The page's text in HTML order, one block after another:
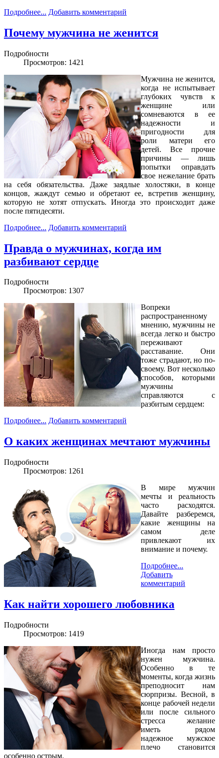
Подробнее... Добавить комментарий
Почему мужчина не женится
Подробности
Просмотров: 1421
Мужчина не женится,
когда не испытывает
глубоких чувств к
женщине или
сомневаются в ее
надежности и
пригодности для
роли матери его
детей. Все прочие
причины — лишь
попытки оправдать
свое нежелание брать
на себя обязательства. Даже заядлые холостяки, в конце
концов, жаждут семью и обретают ее, встретив женщину,
которую не хотят отпускать. Иногда это происходит даже
после пятидесяти.
Подробнее... Добавить комментарий
Правда о мужчинах, когда им
разбивают сердце
Подробности
Просмотров: 1307
Вопреки
распространенному
мнению, мужчины не
всегда легко и быстро
переживают
расставание. Они
тоже страдают, но по-
своему. Вот несколько
способов, которыми
мужчины
справляются с
разбитым сердцем:
Подробнее... Добавить комментарий
О каких женщинах мечтают мужчины
Подробности
Просмотров: 1261
В мире мужчин
мечты и реальность
часто расходятся.
Давайте разберемся,
какие женщины на
самом деле
привлекают их
внимание и почему.
Подробнее...
Добавить
комментарий
Как найти хорошего любовника
Подробности
Просмотров: 1419
Иногда нам просто
нужен мужчина.
Особенно в те
моменты, когда жизнь
преподносит нам
сюрпризы. Весной, в
конце рабочей недели
или после сильного
стресса желание
иметь рядом
надежное мужское
плечо становится
особенно острым.